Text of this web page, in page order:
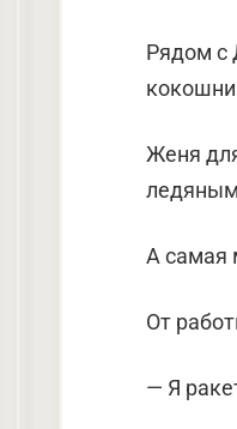
Рядом с
Женя
А самая
От
— Я